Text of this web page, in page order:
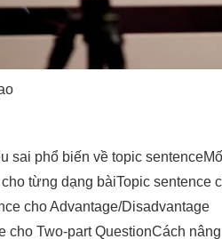
sai phổ biến về topic sentence
từng dạng bàiTopic sentence
cho Advantage/Disadvantage
cho Two-part QuestionCách